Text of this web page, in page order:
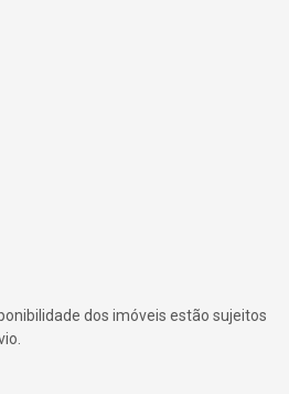
dos imóveis estão sujeitos